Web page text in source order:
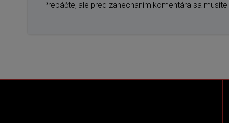
Prepáčte, ale pred zanechaním komentára sa musíte